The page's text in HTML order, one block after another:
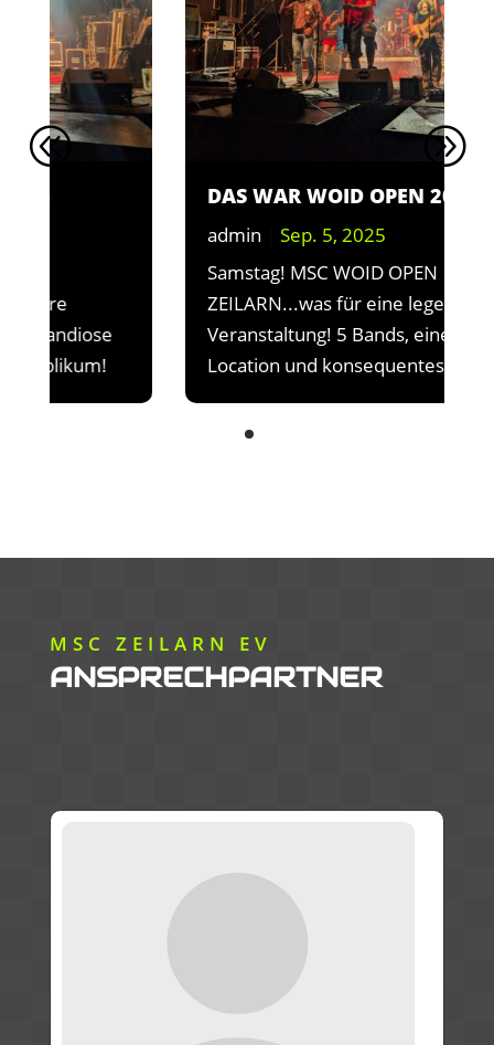
DAS WAR WOID OPEN 2025
Sep. 5, 2025
Samstag! MSC WOID OPEN
ZEILARN...was für eine legendäre
Veranstaltung! 5 Bands, eine grandiose
Location und konsequentes Publikum!
MSC ZEILARN EV
ANSPRECHPARTNER